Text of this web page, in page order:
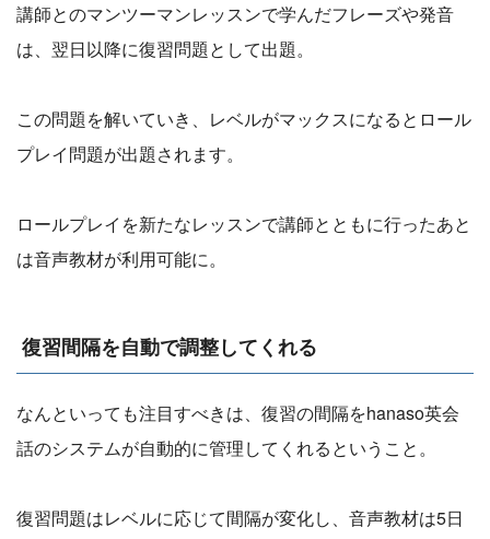
講師とのマンツーマンレッスンで学んだフレーズや発音
は、翌日以降に復習問題として出題。
この問題を解いていき、レベルがマックスになるとロール
プレイ問題が出題されます。
ロールプレイを新たなレッスンで講師とともに行ったあと
は音声教材が利用可能に。
復習間隔を自動で調整してくれる
なんといっても注目すべきは、復習の間隔をhanaso英会
話のシステムが自動的に管理してくれるということ。
復習問題はレベルに応じて間隔が変化し、音声教材は5日